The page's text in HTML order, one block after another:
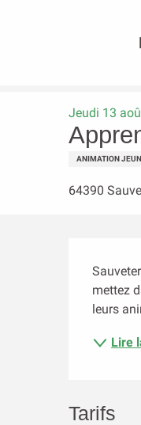
Jeudi 13
ANIMATION
64390
mettez
leurs
Lire
Tarifs